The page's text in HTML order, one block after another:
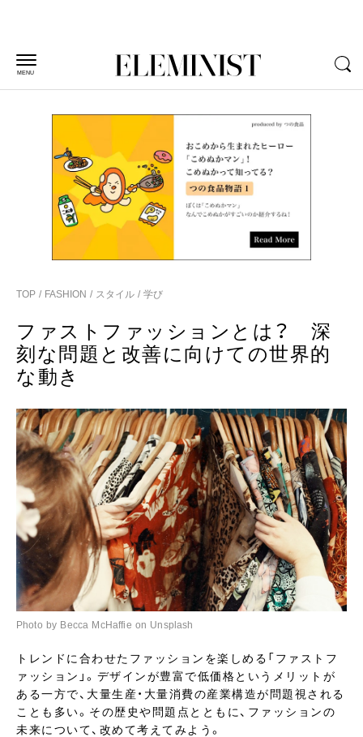
MENU
TOP FASHION スタイル 学び
ファストファッションとは？ 深
刻な問題と改善に向けての世界的
な動き
Photo by Becca McHaffie on Unsplash
トレンドに合わせたファッションを楽しめる「ファストフ
ァッション」。デザインが豊富で低価格というメリットが
ある一方で、大量生産・大量消費の産業構造が問題視される
ことも多い。その歴史や問題点とともに、ファッションの
未来について、改めて考えてみよう。